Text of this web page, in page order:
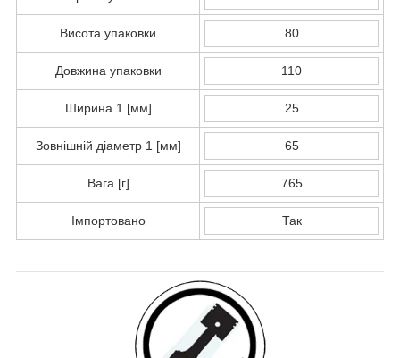
Висота упаковки 80
Довжина упаковки 110
Ширина 1 [мм] 25
Зовнішній діаметр 1 [мм] 65
Вага [г] 765
Імпортовано Так